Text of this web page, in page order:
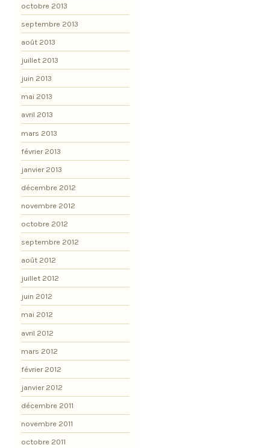
octobre 2013
septembre 2013
août 2013
juillet 2013
juin 2013
mai 2013
avril 2013
mars 2013
février 2013
janvier 2013
décembre 2012
novembre 2012
octobre 2012
septembre 2012
août 2012
juillet 2012
juin 2012
mai 2012
avril 2012
mars 2012
février 2012
janvier 2012
décembre 2011
novembre 2011
octobre 2011